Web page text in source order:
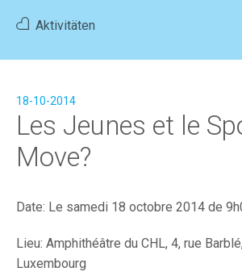
Aktivitäten
18-10-2014
Les Jeunes et le
Move?
Date: Le samedi 18 octobre 2014 de
Lieu: Amphithéâtre du CHL, 4, rue
Luxembourg